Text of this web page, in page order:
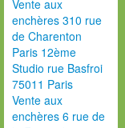
Vente aux
enchères 310 rue
de Charenton
Paris 12ème
Studio rue Basfroi
75011 Paris
Vente aux
enchères 6 rue de